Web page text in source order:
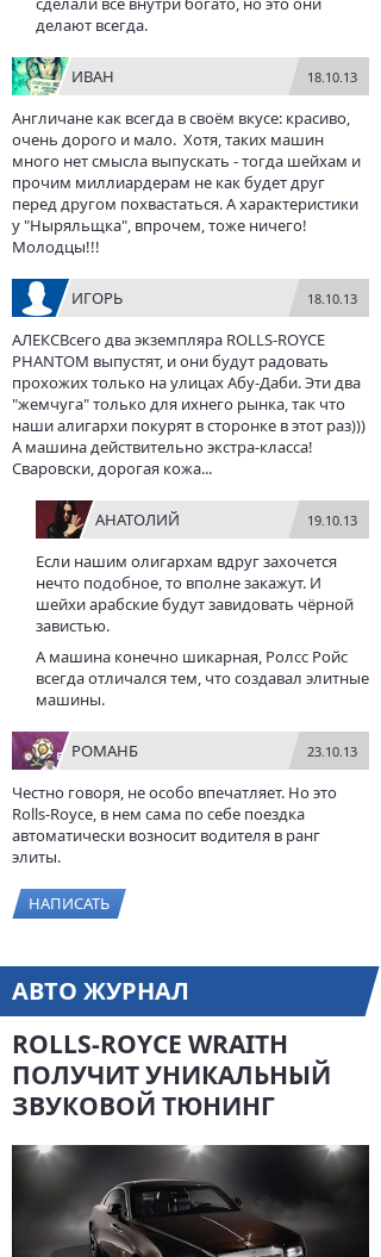
делают всегда.
ИВАН 18.10.13
Англичане как всегда в своём вкусе: красиво,
очень дорого и мало. Хотя, таких машин
много нет смысла выпускать - тогда шейхам и
прочим миллиардерам не как будет друг
перед другом похвастаться. А характеристики
у "Ныряльщка", впрочем, тоже ничего!
Молодцы!!!
ИГОРЬ 18.10.13
АЛЕКСВсего два экземпляра ROLLS-ROYCE
PHANTOM выпустят, и они будут радовать
прохожих только на улицах Абу-Даби. Эти два
"жемчуга" только для ихнего рынка, так что
наши алигархи покурят в сторонке в этот раз)))
А машина действительно экстра-класса!
Сваровски, дорогая кожа...
АНАТОЛИЙ 19.10.13
Если нашим олигархам вдруг захочется
нечто подобное, то вполне закажут. И
шейхи арабские будут завидовать чёрной
завистью.
А машина конечно шикарная, Ролсс Ройс
всегда отличался тем, что создавал элитные
машины.
РОМАНБ 23.10.13
Честно говоря, не особо впечатляет. Но это
Rolls-Royce, в нем сама по себе поездка
автоматически возносит водителя в ранг
элиты.
НАПИСАТЬ
АВТО ЖУРНАЛ
ROLLS-ROYCE WRAITH
ПОЛУЧИТ УНИКАЛЬНЫЙ
ЗВУКОВОЙ ТЮНИНГ